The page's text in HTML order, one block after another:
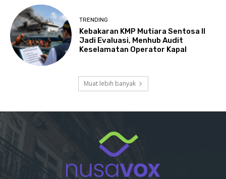
TRENDING
Kebakaran KMP Mutiara Sentosa II
Jadi Evaluasi, Menhub Audit
Keselamatan Operator Kapal
Muat lebih banyak